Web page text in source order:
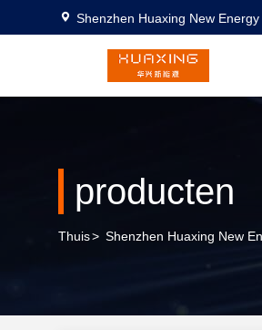
Shenzhen Huaxing New
producten
Thuis> Shenzhen Huaxing New